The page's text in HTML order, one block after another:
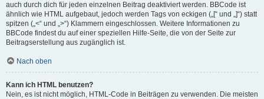
auch durch dich für jeden einzelnen Beitrag deaktiviert werden. BBCode ist
ähnlich wie HTML aufgebaut, jedoch werden Tags von eckigen („[“ und „]“) statt
spitzen („<“ und „>“) Klammern eingeschlossen. Weitere Informationen zu
BBCode findest du auf einer speziellen Hilfe-Seite, die von der Seite zur
Beitragserstellung aus zugänglich ist.
Nach oben
Kann ich HTML benutzen?
Nein, es ist nicht möglich, HTML-Code in Beiträgen zu verwenden. Die meisten